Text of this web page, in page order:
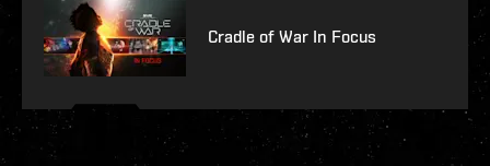
Cradle of War In Focus